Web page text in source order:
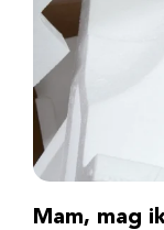
Mam, mag